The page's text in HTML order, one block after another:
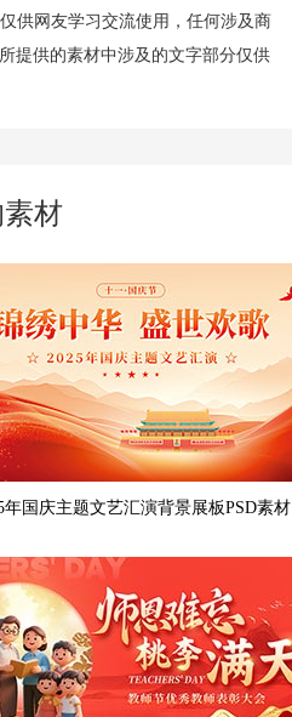
供网友学习交流使用，任何涉及商
提供的素材中涉及的文字部分仅供
材
年国庆主题文艺汇演背景展板PSD素材